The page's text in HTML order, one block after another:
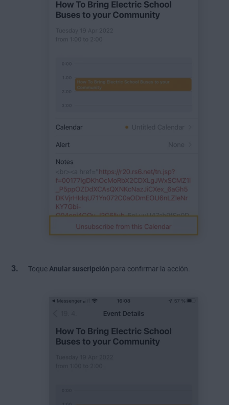
ToqueAnular suscripción para confirmar la acción.